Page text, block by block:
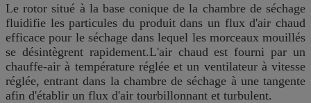
Le rotor situé à la base conique de la chambre de séchage
fluidifie les particules du produit dans un flux d'air chaud
efficace pour le séchage dans lequel les morceaux mouillés
se désintègrent rapidement.L'air chaud est fourni par un
chauffe-air à température réglée et un ventilateur à vitesse
réglée, entrant dans la chambre de séchage à une tangente
afin d'établir un flux d'air tourbillonnant et turbulent.